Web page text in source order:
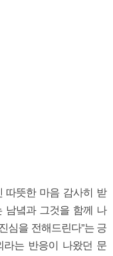
따뜻한 마음 감사히 받
남녘과 그것을 함께 나
심을 전해드린다”는 긍
라는 반응이 나왔던 문